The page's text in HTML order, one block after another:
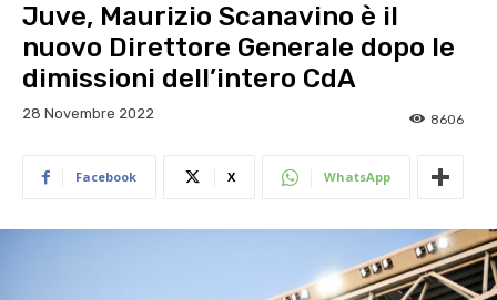
Juve, Maurizio Scanavino è il
nuovo Direttore Generale dopo le
dimissioni dell’intero CdA
28 Novembre 2022 8606
Facebook X WhatsApp